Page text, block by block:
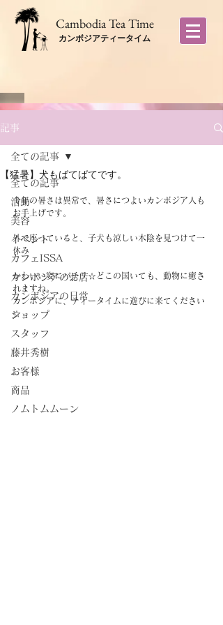
​Cambodia Tea Time
カンボジアティータイム
記事
全ての記事
活動
美容
イベント
カフェISSA
カンボジアのお店
カンボジアの日常
ショップ
スタッフ
藤井秀樹
お客様
商品
ノムトムムーン
全ての記事
【猛暑】犬もばてばてです。
今年の暑さは異常で、暑さにつよいカンボジア人も
お手上げです。
外で座っていると、子犬も涼しい木陰を見つけて一
休み
かわいい姿にパチリ☆どこの国いても、動物に癒さ
れますね。
カンボジアに、ティータイムに遊びに来てください
☆